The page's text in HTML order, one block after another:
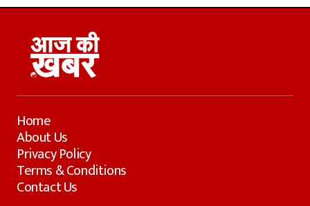
Home
About Us
Privacy Policy
Terms & Conditions
Contact Us